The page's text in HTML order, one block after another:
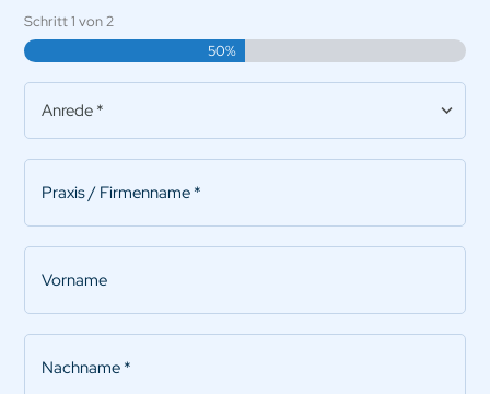
Schritt1 von2
50%
Anrede
Praxis/Firmenname
Vorname
Nachname